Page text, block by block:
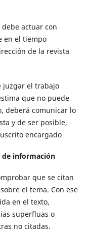
actuar con
en el tiempo
de la revista
juzgar el trabajo
que no puede
deberá comunicar lo
y de ser posible,
encargado
de información
que se citan
el tema. Con ese
en el texto,
superfluas o
no citadas.